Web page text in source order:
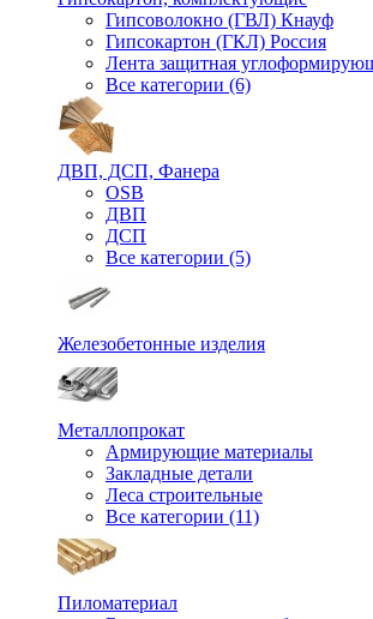
Гипсоволокно (ГВЛ) Кнауф
Гипсокартон (ГКЛ) Россия
Лента защитная
Все категории (6)
ДВП, ДСП, Фанера
OSB
ДВП
ДСП
Все категории (5)
Железобетонные изделия
Металлопрокат
Армирующие материалы
Закладные детали
Леса строительные
Все категории (11)
Пиломатериал